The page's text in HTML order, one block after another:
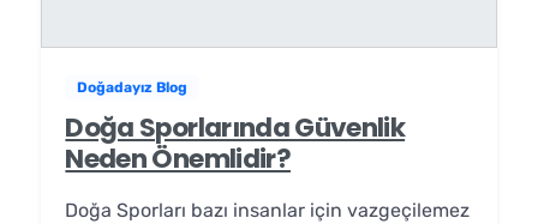
Doğadayız Blog
Doğa Sporlarında Güvenlik
Neden Önemlidir?
Doğa Sporları bazı insanlar için vazgeçilemez